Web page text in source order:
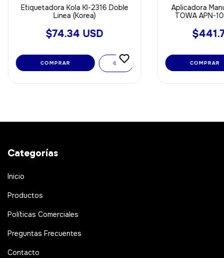
Etiquetadora Kola Kl-2316 Doble
Linea (Korea)
$74.34 USD
Aplicadora
TOWA APN-
Categorías
Inicio
Productos
Políticas Comerciales
Preguntas Frecuentes
Contacto